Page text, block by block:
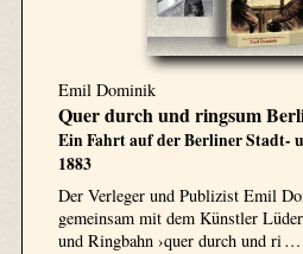
Emil Dominik
Quer durch und ringsum
Ein Fahrt auf der Berliner Stadt-
1883
Der Verleger und Publizist Emil
gemeinsam mit dem Künstler
und Ringbahn ›quer durch und ri …